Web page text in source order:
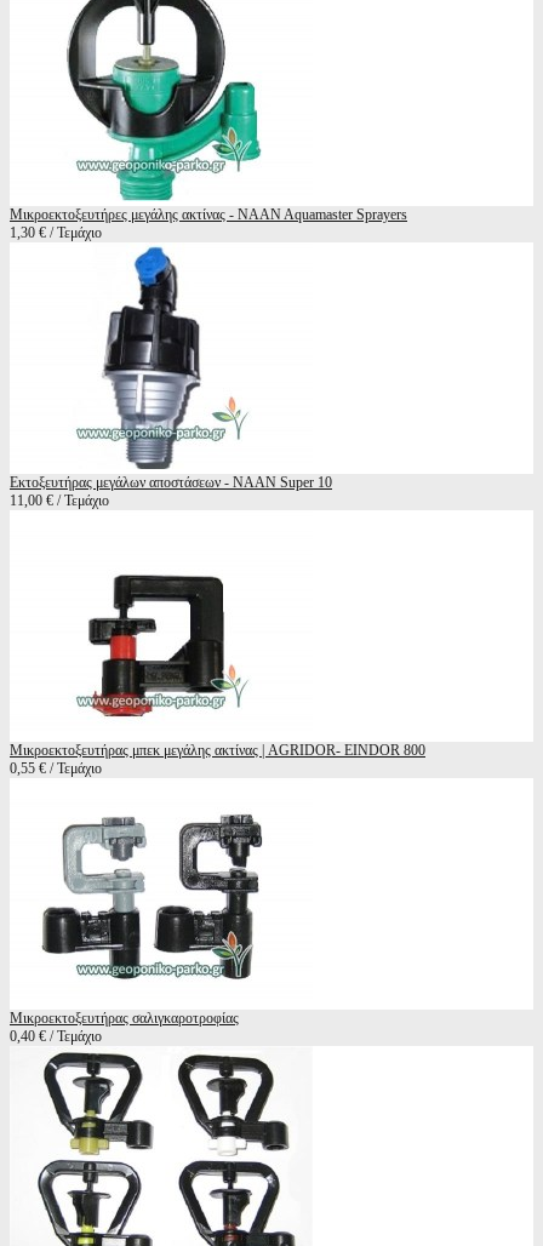
Μικροεκτοξευτήρες μεγάλης ακτίνας - NAAN Aquamaster Sprayers
1,30 € / Τεμάχιο
Εκτοξευτήρας μεγάλων αποστάσεων - NAAN Super 10
11,00 € / Τεμάχιο
Μικροεκτοξευτήρας μπεκ μεγάλης ακτίνας | AGRIDOR- EINDOR 800
0,55 € / Τεμάχιο
Μικροεκτοξευτήρας σαλιγκαροτροφίας
0,40 € / Τεμάχιο